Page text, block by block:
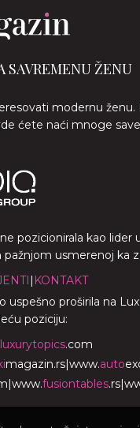
SAVREMENU ŽENU
modernu
ćete naći mnoge
pozicionirala kao lider
usmerenoj ka
| KONTAKT
uspešno proširila na
poziciju:
luxurytopics.com
magazin.rs|www.auto
|www.fusiontables.rs|